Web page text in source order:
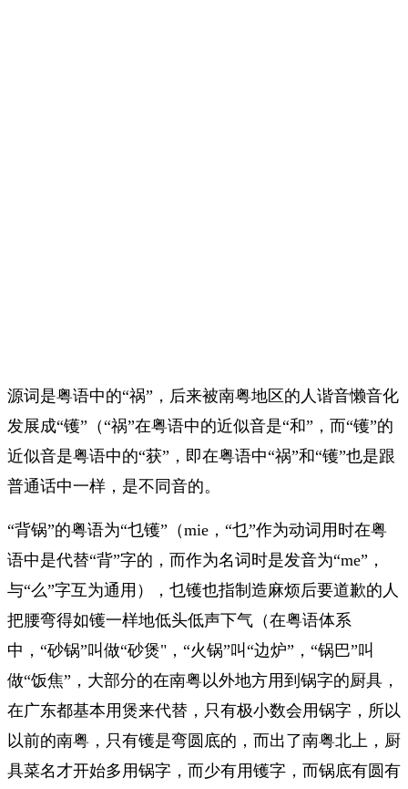
源词是粤语中的“祸”，后来被南粤地区的人谐音懒音化
发展成“镬”（“祸”在粤语中的近似音是“和”，而“镬”的
近似音是粤语中的“获”，即在粤语中“祸”和“镬”也是跟
普通话中一样，是不同音的。
“背锅”的粤语为“乜镬”（mie，“乜”作为动词用时在粤
语中是代替“背”字的，而作为名词时是发音为“me”，
与“么”字互为通用），乜镬也指制造麻烦后要道歉的人
把腰弯得如镬一样地低头低声下气（在粤语体系
中，“砂锅”叫做“砂煲"，“火锅”叫“边炉”，“锅巴”叫
做“饭焦”，大部分的在南粤以外地方用到锅字的厨具，
在广东都基本用煲来代替，只有极小数会用锅字，所以
以前的南粤，只有镬是弯圆底的，而出了南粤北上，厨
具菜名才开始多用锅字，而少有用镬字，而锅底有圆有